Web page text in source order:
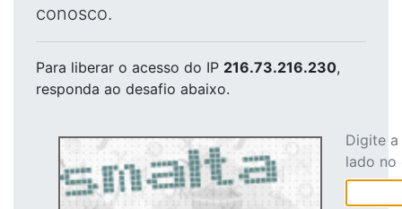
conosco.
Para liberar o acesso do IP 216.73.216.230,
responda ao desafio abaixo.
Digite
lado no